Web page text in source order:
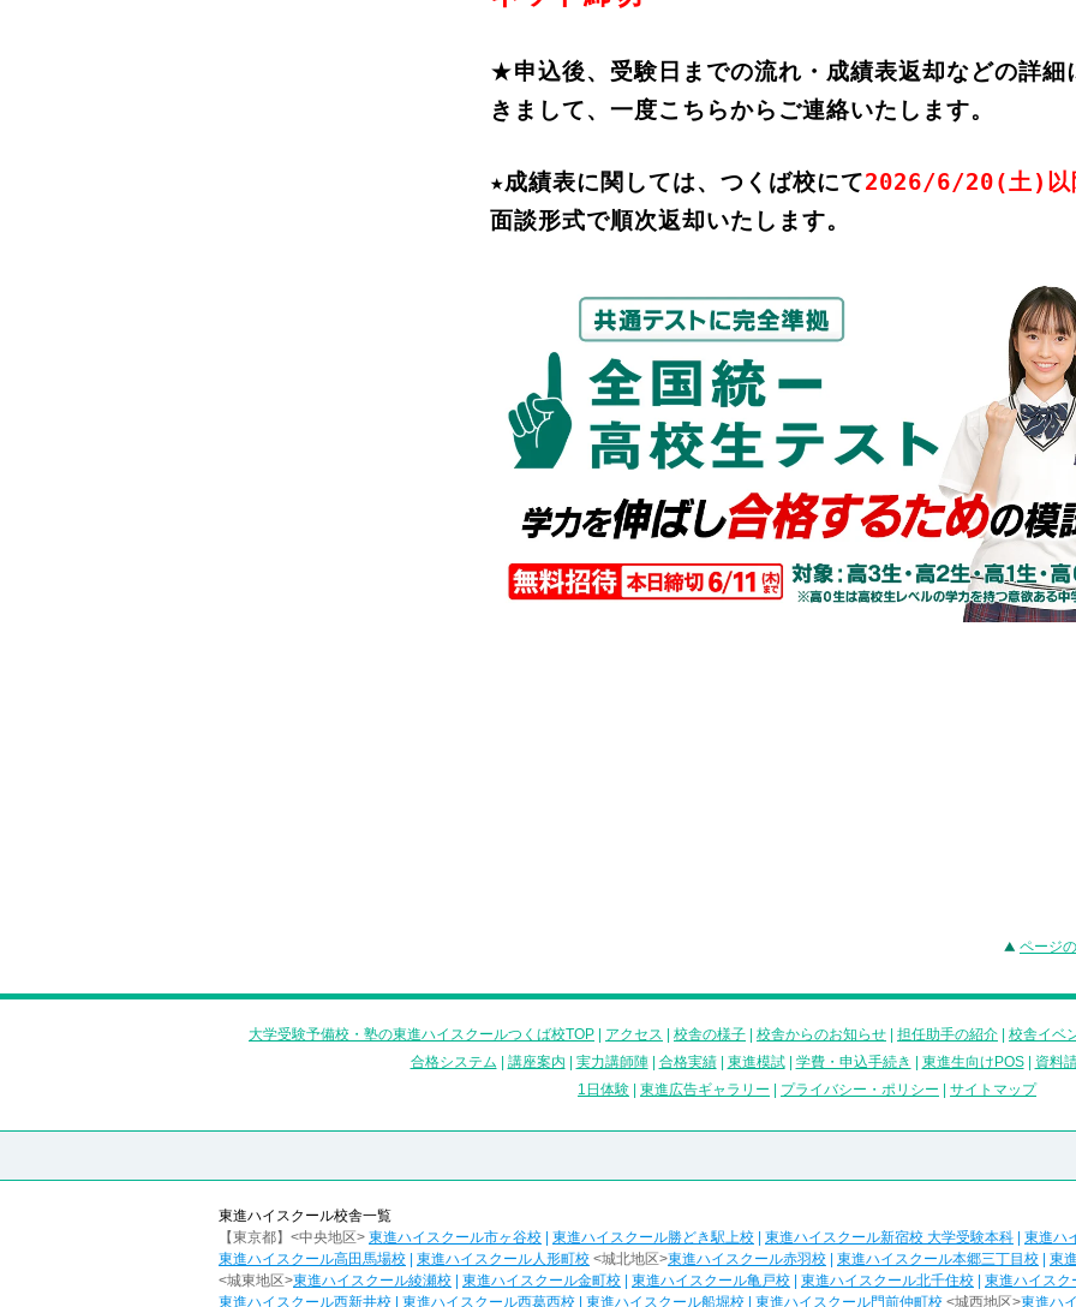
★申込後、 受験日までの流れ・成績表返却などの詳細
きまして、 一度こちらからご連絡いたします。
★成績表に関しては、 つくば校にて2026/6/20(土)以
面談形式で順次返却いたします。
ページ
大学受験予備校・塾の東進ハイスクールつくば校TOP アクセス 校舎の様子 校舎からのお知らせ 担任助手の紹介 校舎イベ
合格システム
講座案内 実力講師陣| 合格実績| 東進模試| 学費・申込手続き 東進生向けPOS| 資料
1日体験
東進広告ギャラリー プライバシー・ポリシー サイトマップ
東進ハイスクール校舎一覧
【東京都】<中央地区> 東進ハイスクール市ヶ谷校 東進ハイスクール勝どき駅上校 東進ハイスクール新宿校 大学受験本科 東進ハ
東進ハイスクール高田馬場校
東進ハイスクール人形町校 <城北地区>東進ハイスクール赤羽校 東進ハイスクール本郷三丁目校
東
<城東地区>東進ハイスクール綾瀬校 東進ハイスクール金町校 東進ハイスクール亀戸校 東進ハイスクール北千住校 東進ハイスク
東進ハイスクール西新井校
東進ハイスクール西葛西校 東進ハイスクール船堀校 東進ハイスクール門前仲町校 <城西地区>東進ハ